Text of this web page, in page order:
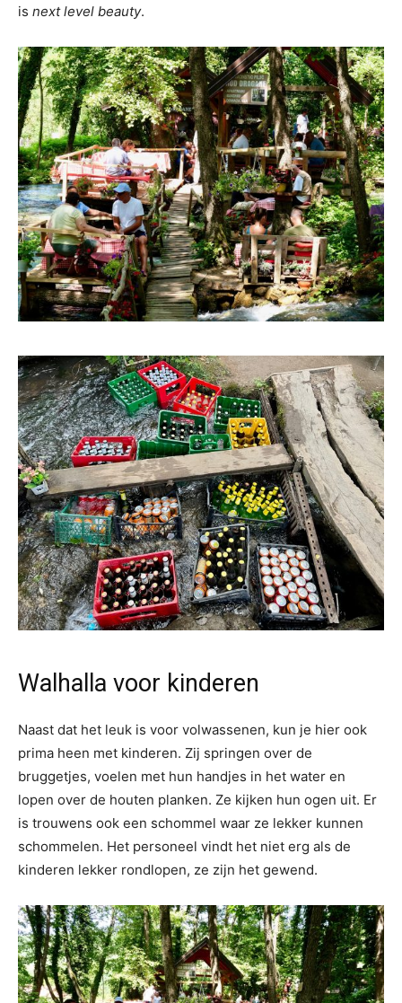
is next level beauty.
Walhalla voor kinderen
Naast dat het leuk is voor volwassenen, kun je hier ook
prima heen met kinderen. Zij springen over de
bruggetjes, voelen met hun handjes in het water en
lopen over de houten planken. Ze kijken hun ogen uit. Er
is trouwens ook een schommel waar ze lekker kunnen
schommelen. Het personeel vindt het niet erg als de
kinderen lekker rondlopen, ze zijn het gewend.